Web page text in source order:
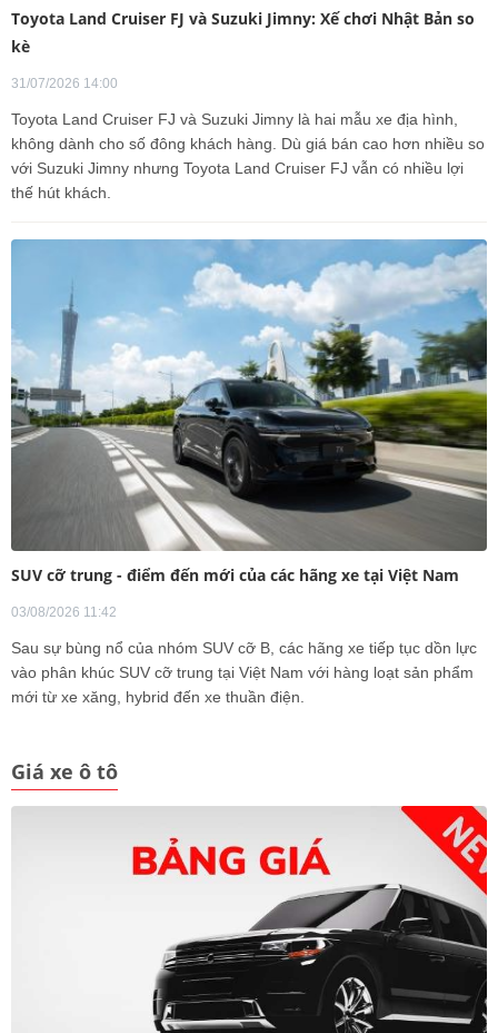
Toyota Land Cruiser FJ và Suzuki Jimny: Xế chơi Nhật Bản so
kè
31/07/2026 14:00
Toyota Land Cruiser FJ và Suzuki Jimny là hai mẫu xe địa hình,
không dành cho số đông khách hàng. Dù giá bán cao hơn nhiều so
với Suzuki Jimny nhưng Toyota Land Cruiser FJ vẫn có nhiều lợi
thế hút khách.
SUV cỡ trung - điểm đến mới của các hãng xe tại Việt Nam
03/08/2026 11:42
Sau sự bùng nổ của nhóm SUV cỡ B, các hãng xe tiếp tục dồn lực
vào phân khúc SUV cỡ trung tại Việt Nam với hàng loạt sản phẩm
mới từ xe xăng, hybrid đến xe thuần điện.
Giá xe ô tô